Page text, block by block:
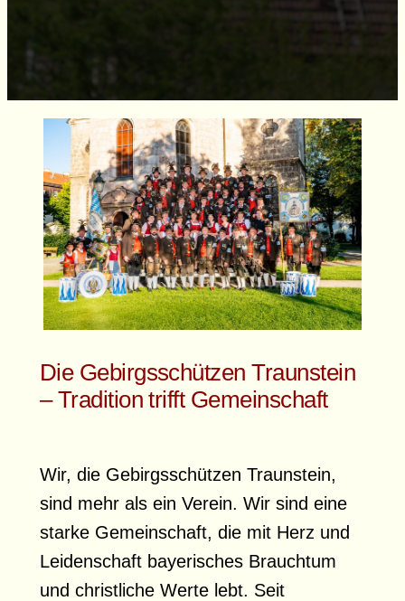
Die Gebirgsschützen Traunstein
– Tradition trifft Gemeinschaft
Wir, die Gebirgsschützen Traunstein,
sind mehr als ein Verein. Wir sind eine
starke Gemeinschaft, die mit Herz und
Leidenschaft bayerisches Brauchtum
und christliche Werte lebt. Seit